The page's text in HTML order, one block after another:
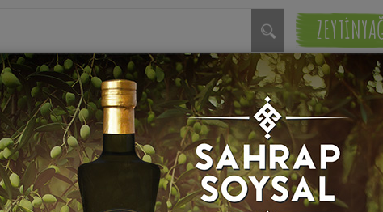
Yufkadan Börek Tarifleri